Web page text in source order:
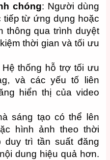
chóng: Người dùng
tiếp từ ứng dụng hoặc
thông qua trình duyệt
thời gian và tối ưu
Hệ thống hỗ trợ tối ưu
và các yếu tố liên
hiển thị của video
sáng tạo có thể lên
hình ảnh theo thời
duy trì tần suất đăng
dung hiệu quả hơn.